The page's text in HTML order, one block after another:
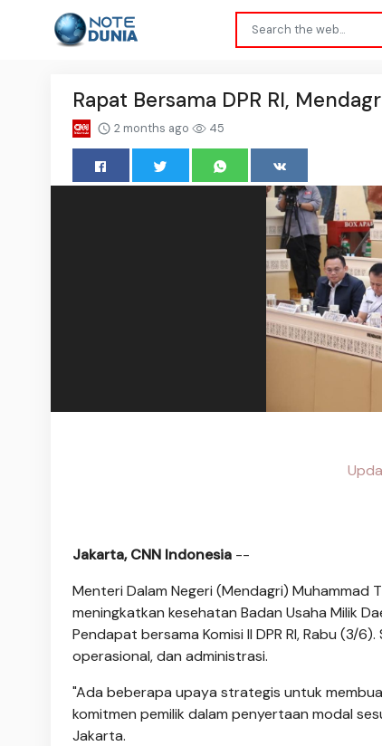
Rapat Bersama DPR RI,
2 months ago 45
Jakarta, CNN Indonesia --
Menteri Dalam Negeri (Mendagri) Muhammad
meningkatkan kesehatan Badan Usaha Milik
Pendapat bersama Komisi II DPR RI, Rabu (3/
operasional, dan administrasi.
"Ada beberapa upaya strategis untuk
komitmen pemilik dalam penyertaan modal
Jakarta.